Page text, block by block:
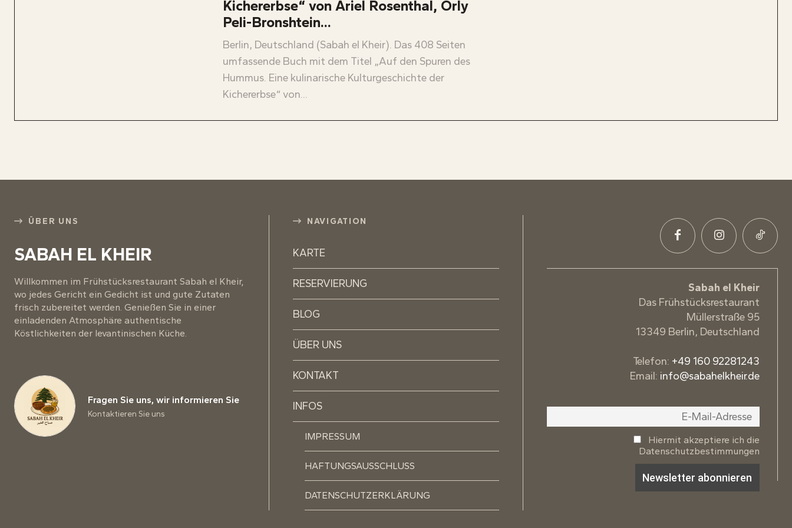
Kichererbse“ von Ariel Rosenthal, Orly
Peli-Bronshtein...
Berlin, Deutschland (Sabah el Kheir). Das 408 Seiten
umfassende Buch mit dem Titel „Auf den Spuren des
Hummus. Eine kulinarische Kulturgeschichte der
Kichererbse“ von...
ÜBER UNS
SABAH EL KHEIR
Willkommen im Frühstücksrestaurant Sabah el Kheir,
wo jedes Gericht ein Gedicht ist und gute Zutaten
frisch zubereitet werden. Genießen Sie in einer
einladenden Atmosphäre authentische
Köstlichkeiten der levantinischen Küche.
Fragen Sie uns, wir informieren Sie
Kontaktieren Sie uns
NAVIGATION
KARTE
RESERVIERUNG
BLOG
ÜBER UNS
KONTAKT
INFOS
IMPRESSUM
HAFTUNGSAUSSCHLUSS
DATENSCHUTZERKLÄRUNG
Sabah el Kheir
Das Frühstücksrestaurant
Müllerstraße 95
13349 Berlin, Deutschland
Telefon: +49 160 92281243
Email: info@sabahelkheir.de
Hiermit akzeptiere ich die
Datenschutzbestimmungen